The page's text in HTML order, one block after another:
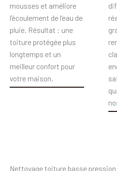
mousses et améliore
l’écoulement de l’eau de
pluie. Résultat : une
toiture protégée plus
longtemps et un
meilleur confort pour
votre maison.
Nettoyage toiture basse pression